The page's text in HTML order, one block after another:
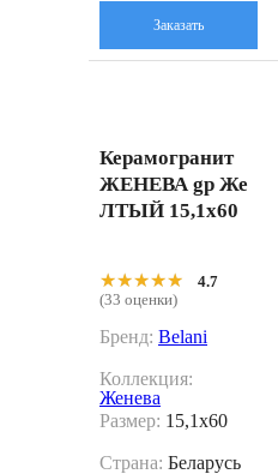
Заказать
Керамогранит
ЖЕНЕВА gp Же
ЛТЫЙ 15,1x60
★★★★★
★★★★★
4.7
(33 оценки)
Бренд: Belani
Коллекция:
Женева
Размер: 15,1x60
Страна: Беларусь